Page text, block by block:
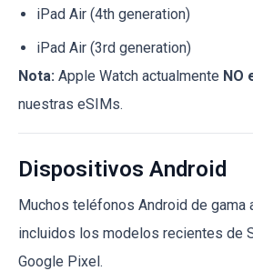
iPad Air (4th generation)
iPad Air (3rd generation)
Nota: Apple Watch actualmente NO
nuestras eSIMs.
Dispositivos Android
Muchos teléfonos Android de gama
incluidos los modelos recientes de
Google Pixel.